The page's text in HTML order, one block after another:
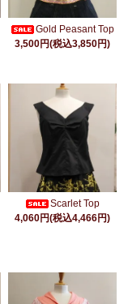
Gold Peasant Top
3,500円(税込3,850円)
Scarlet Top
4,060円(税込4,466円)